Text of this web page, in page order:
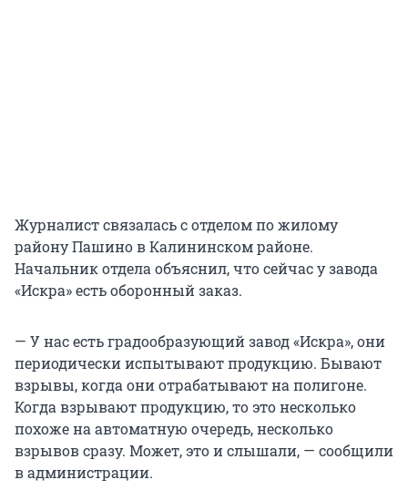
Журналист связалась с отделом по жилому
району Пашино в Калининском районе.
Начальник отдела объяснил, что сейчас у завода
«Искра» есть оборонный заказ.
— У нас есть градообразующий завод «Искра», они
периодически испытывают продукцию. Бывают
взрывы, когда они отрабатывают на полигоне.
Когда взрывают продукцию, то это несколько
похоже на автоматную очередь, несколько
взрывов сразу. Может, это и слышали, — сообщили
в администрации.